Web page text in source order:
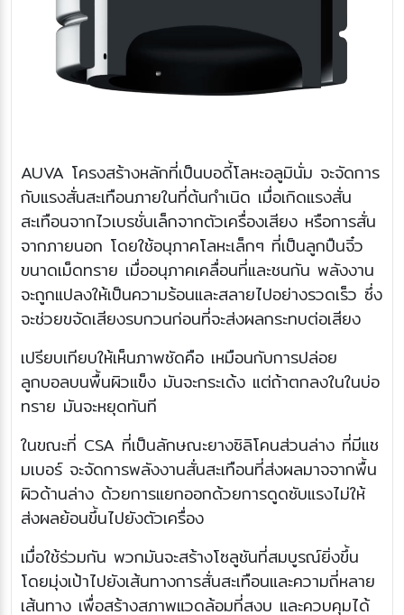
AUVA โครงสร้างหลักที่เป็นบอดี้โลหะอลูมินั่ม จะจัดการ
กับแรงสั่นสะเทือนภายในที่ต้นกำเนิด เมื่อเกิดแรงสั่น
สะเทือนจากไวเบรชั่นเล็กจากตัวเครื่องเสียง หรือการสั่น
จากภายนอก โดยใช้อนุภาคโลหะเล็กๆ ที่เป็นลูกปืนจิ๋ว
ขนาดเม็ดทราย เมื่ออนุภาคเคลื่อนที่และชนกัน พลังงาน
จะถูกแปลงให้เป็นความร้อนและสลายไปอย่างรวดเร็ว ซึ่ง
จะช่วยขจัดเสียงรบกวนก่อนที่จะส่งผลกระทบต่อเสียง
เปรียบเทียบให้เห็นภาพชัดคือ เหมือนกับการปล่อย
ลูกบอลบนพื้นผิวแข็ง มันจะกระเด้ง แต่ถ้าตกลงในในบ่อ
ทราย มันจะหยุดทันที
ในขณะที่ CSA ที่เป็นลักษณะยางซิลิโคนส่วนล่าง ที่มีแช
มเบอร์ จะจัดการพลังงานสั่นสะเทือนที่ส่งผลมาจจากพื้น
ผิวด้านล่าง ด้วยการแยกออกด้วยการดูดซับแรงไม่ให้
ส่งผลย้อนขึ้นไปยังตัวเครื่อง
เมื่อใช้ร่วมกัน พวกมันจะสร้างโซลูชันที่สมบูรณ์ยิ่งขึ้น
โดยมุ่งเป้าไปยังเส้นทางการสั่นสะเทือนและความถี่หลาย
เส้นทาง เพื่อสร้างสภาพแวดล้อมที่สงบ และควบคุมได้